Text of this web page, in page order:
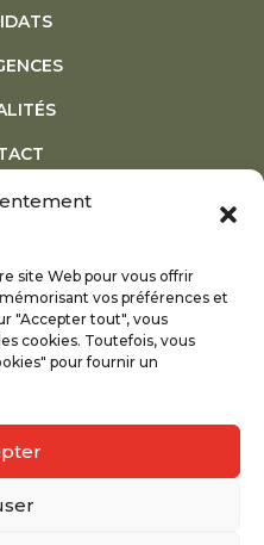
site Web pour vous offrir
vos préférences et
"Accepter tout", vous
cookies. Toutefois, vous
pour fournir un
PLAQUETTE
DLC Communication :
c.fr